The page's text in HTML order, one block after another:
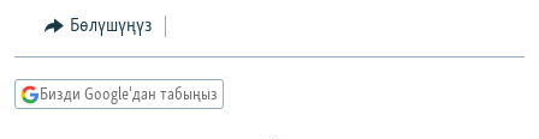
МАДАНИЯТ
ТВ ПРОГРАММАЛАР
ЭКСПЕРТТЕР ТАЛДАЙТ
ӨЗГӨЧӨ ПИКИР
Бөлүшүңүз
Бизди Google'дан табыңыз